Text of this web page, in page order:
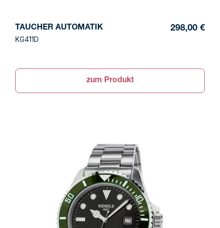
TAUCHER AUTOMATIK
KG411D
298,00 €
zum Produkt